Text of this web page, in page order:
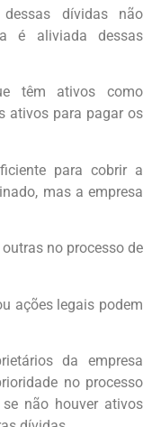
dívidas não
é aliviada dessas
têm ativos como
ativos para pagar os
para cobrir a
mas a empresa
no processo de
ações legais podem
da empresa
no processo
não houver ativos